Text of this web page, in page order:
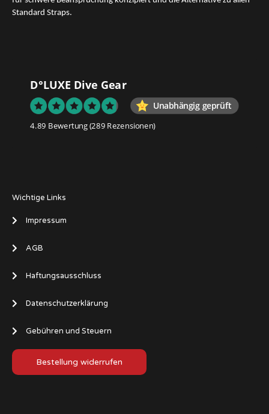
Standard Straps.
D°LUXE Dive Gear
Unabhängig geprüft
4.89 Bewertung(289 Rezensionen)
Wichtige Links
Impressum
AGB
Haftungsausschluss
Datenschutzerklärung
Gebühren und Steuern
Bestellung widerrufen